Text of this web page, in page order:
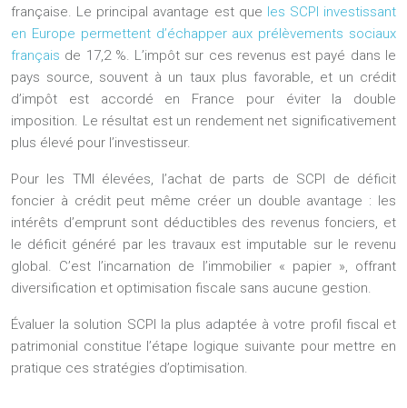
française. Le principal avantage est que les SCPI investissant
en Europe permettent d’échapper aux prélèvements sociaux
français de 17,2 %. L’impôt sur ces revenus est payé dans le
pays source, souvent à un taux plus favorable, et un crédit
d’impôt est accordé en France pour éviter la double
imposition. Le résultat est un rendement net significativement
plus élevé pour l’investisseur.
Pour les TMI élevées, l’achat de parts de SCPI de déficit
foncier à crédit peut même créer un double avantage : les
intérêts d’emprunt sont déductibles des revenus fonciers, et
le déficit généré par les travaux est imputable sur le revenu
global. C’est l’incarnation de l’immobilier « papier », offrant
diversification et optimisation fiscale sans aucune gestion.
Évaluer la solution SCPI la plus adaptée à votre profil fiscal et
patrimonial constitue l’étape logique suivante pour mettre en
pratique ces stratégies d’optimisation.